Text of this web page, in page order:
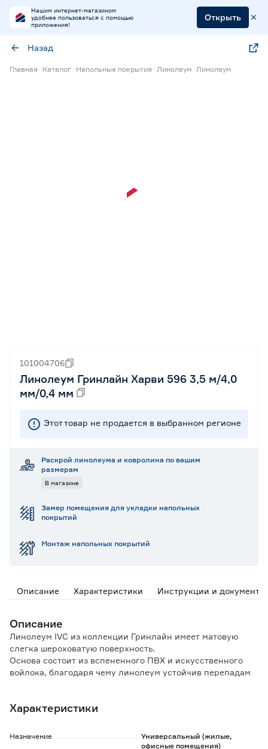
Нашим интернет-магазином
удобнее пользоваться с помощью
приложения!
Открыть
Назад
Главная Каталог Напольные покрытия Линолеум Линолеум
101004706
Линолеум Гринлайн Харви 596 3,5 м/4,0
мм/0,4 мм
Этот товар не продается в выбранном регионе
Раскрой линолеума и ковролина по вашим
размерам
В магазине
Замер помещения для укладки напольных
покрытий
Монтаж напольных покрытий
Описание Характеристики Инструкции и документы
Описание
Линолеум IVC из коллекции Гринлайн имеет матовую
слегка шероховатую поверхность.
Основа состоит из вспененного ПВХ и искусственного
войлока, благодаря чему линолеум устойчив перепадам
применяется для общественных помещений с умеренной
Данный продукт соответствует Требованиям
экологической безопасности и является
Характеристики
Назначение
Универсальный (жилые,
офисные помещения)